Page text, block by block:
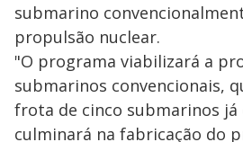
submarino
propulsão nuclear.
"O programa viabilizará a
submarinos convencionais,
frota de cinco submarinos já
culminará na fabricação do